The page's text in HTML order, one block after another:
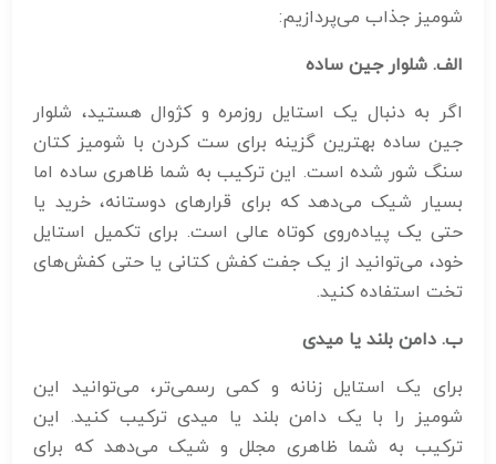
شومیز جذاب می‌پردازیم:
الف. شلوار جین ساده
اگر به دنبال یک استایل روزمره و کژوال هستید، شلوار
جین ساده بهترین گزینه برای ست کردن با شومیز کتان
سنگ شور شده است. این ترکیب به شما ظاهری ساده اما
بسیار شیک می‌دهد که برای قرارهای دوستانه، خرید یا
حتی یک پیاده‌روی کوتاه عالی است. برای تکمیل استایل
خود، می‌توانید از یک جفت کفش کتانی یا حتی کفش‌های
تخت استفاده کنید.
ب. دامن بلند یا میدی
برای یک استایل زنانه و کمی رسمی‌تر، می‌توانید این
شومیز را با یک دامن بلند یا میدی ترکیب کنید. این
ترکیب به شما ظاهری مجلل و شیک می‌دهد که برای